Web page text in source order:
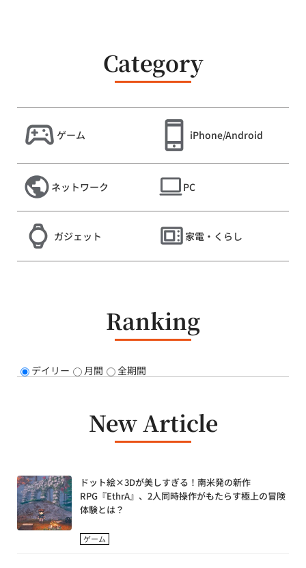
Category
ゲーム iPhone/Android
ネットワーク PC
ガジェット 家電・くらし
Ranking
デイリー 月間 全期間
New Article
ドット絵×3Dが美しすぎる！南米発の新作
RPG『EthrA』、2人同時操作がもたらす極上の冒険
体験とは？
ゲーム